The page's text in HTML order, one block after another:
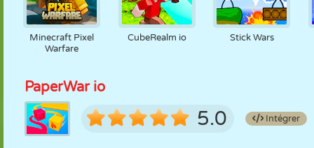
Minecraft Pixel
Warfare
CubeRealm io Stick Wars
PaperWar io
5.0 Intégrer